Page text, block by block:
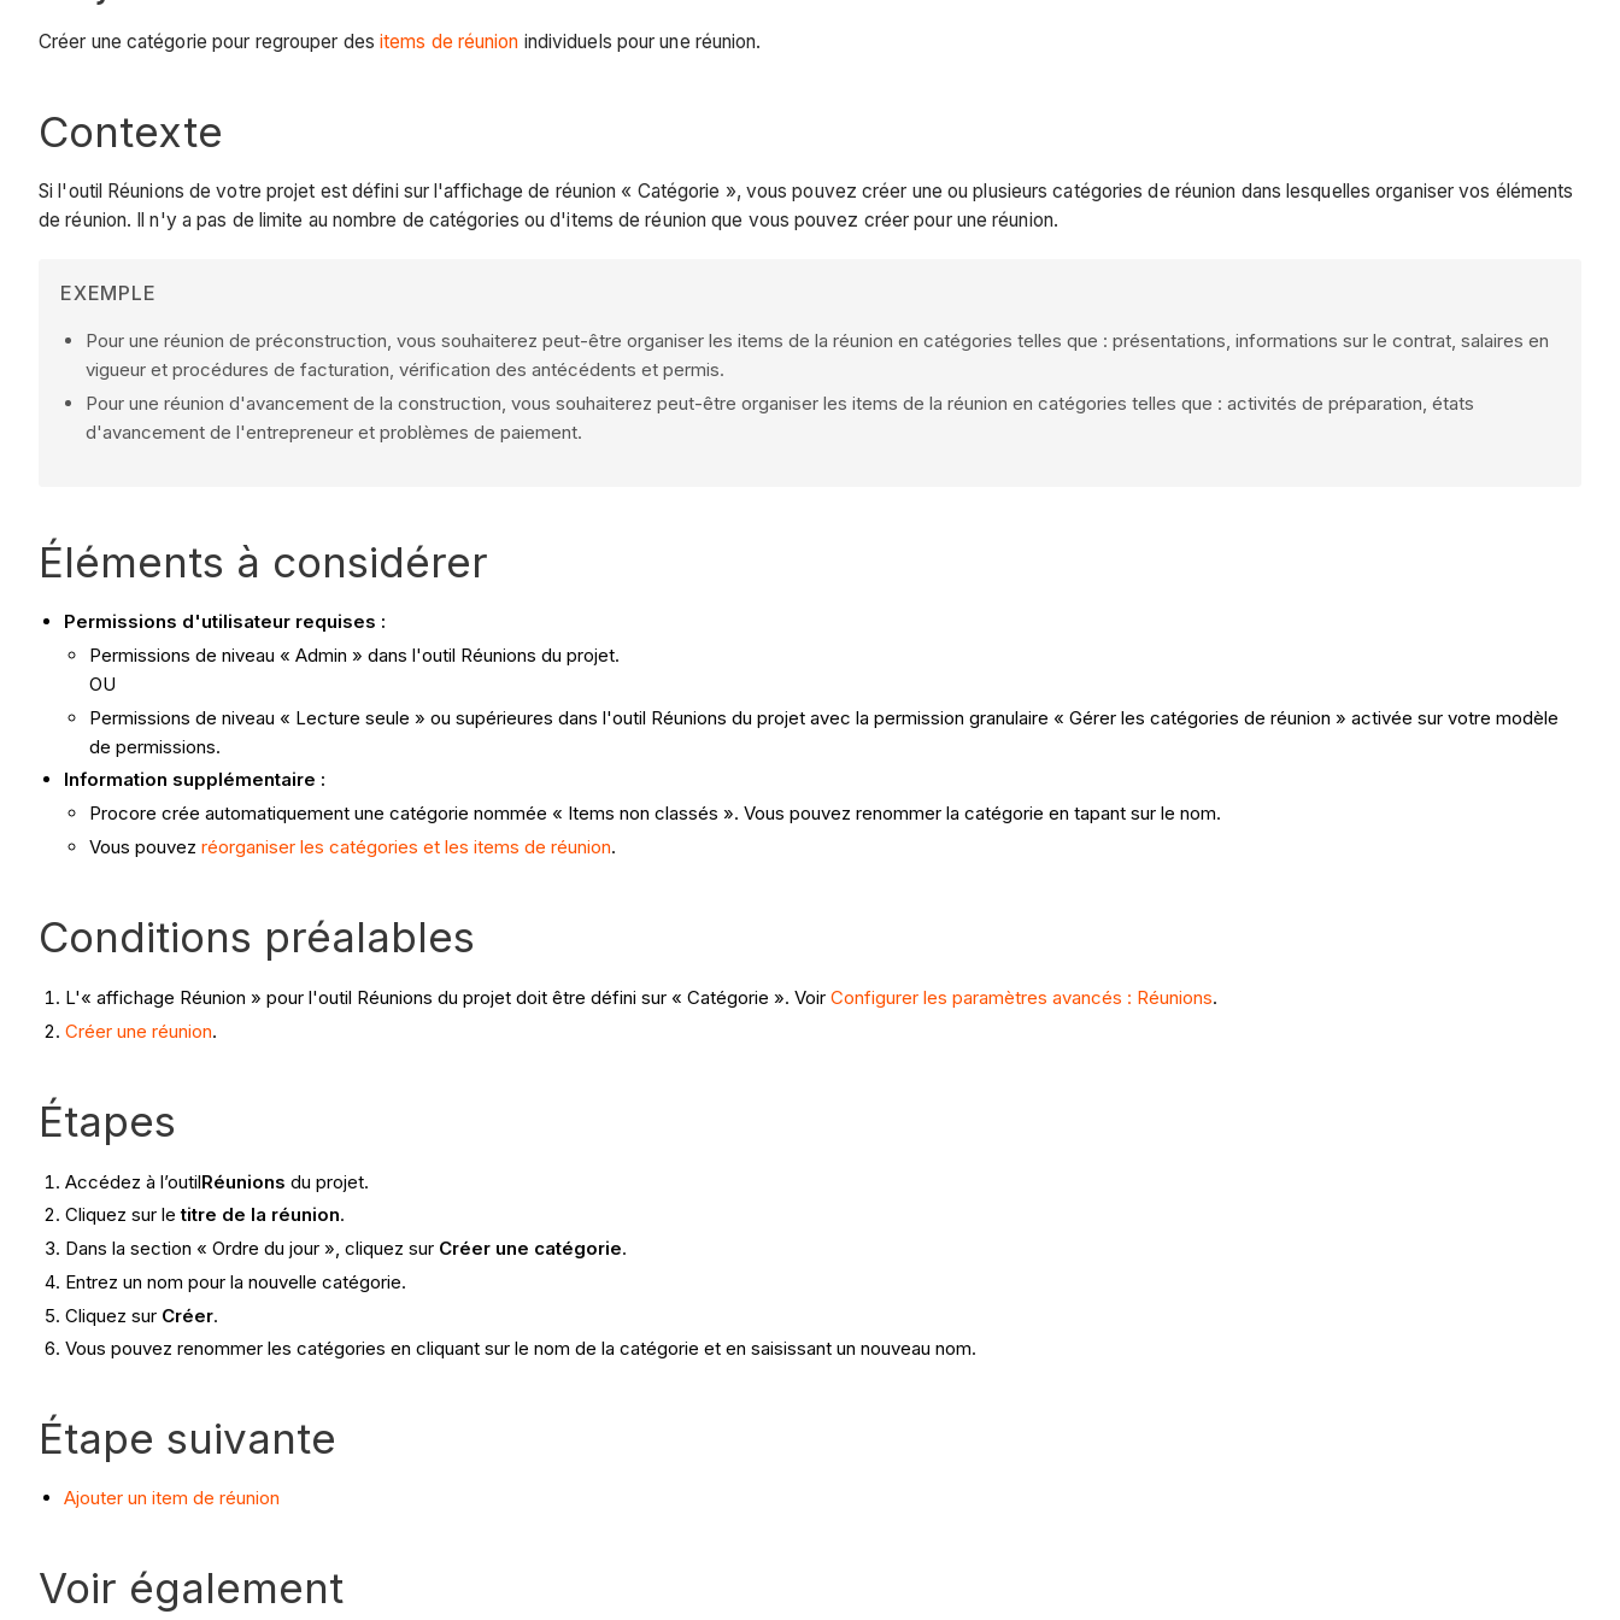
Créer une catégorie pour regrouper des items de réunion individuels pour une réunion.
Contexte
Si l'outil Réunions de votre projet est défini sur l'affichage de réunion « Catégorie », vous pouvez créer une ou plusieurs catégories de réunion dans lesquelles organiser vos éléments
de réunion. Il n'y a pas de limite au nombre de catégories ou d'items de réunion que vous pouvez créer pour une réunion.
EXEMPLE
Pour une réunion de préconstruction, vous souhaiterez peut-être organiser les items de la réunion en catégories telles que : présentations, informations sur le contrat, salaires en
vigueur et procédures de facturation, vérification des antécédents et permis.
Pour une réunion d'avancement de la construction, vous souhaiterez peut-être organiser les items de la réunion en catégories telles que : activités de préparation, états
d'avancement de l'entrepreneur et problèmes de paiement.
Éléments à considérer
Permissions d'utilisateur requises :
Permissions de niveau « Admin » dans l'outil Réunions du projet.
OU
Permissions de niveau « Lecture seule » ou supérieures dans l'outil Réunions du projet avec la permission granulaire « Gérer les catégories de réunion » activée sur votre modèle
de permissions.
Information supplémentaire :
Procore crée automatiquement une catégorie nommée « Items non classés ». Vous pouvez renommer la catégorie en tapant sur le nom.
Vous pouvez réorganiser les catégories et les items de réunion.
Conditions préalables
L'« affichage Réunion » pour l'outil Réunions du projet doit être défini sur « Catégorie ». VoirConfigurer les paramètres avancés : Réunions.
Créer une réunion.
Étapes
Accédez à l’outilRéunions du projet.
Cliquez sur letitre de la réunion.
Dans la section « Ordre du jour », cliquez sur Créer une catégorie.
Entrez un nom pour la nouvelle catégorie.
Cliquez sur Créer.
Vous pouvez renommer les catégories en cliquant sur le nom de la catégorie et en saisissant un nouveau nom.
Étape suivante
Ajouter un item de réunion
Voir également